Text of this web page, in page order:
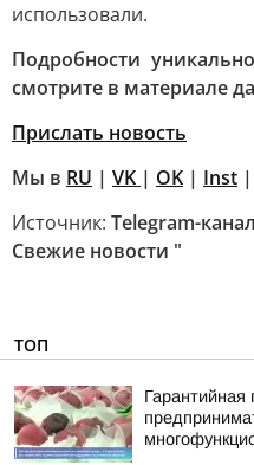
использовали.
Подробности
смотрите в материале
Прислать новость
Мы в RU | VK | OK | Inst |
Источник: Telegram-
Свежие новости "
ТОП
Гарантийная